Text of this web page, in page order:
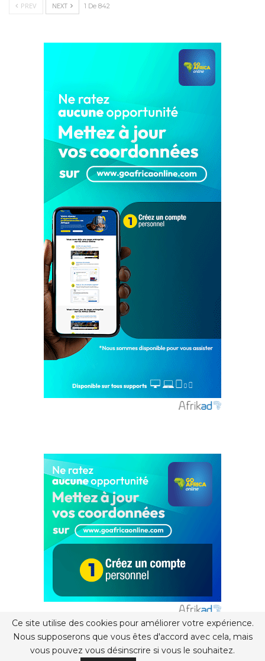
PREV NEXT 1 De 842
© 2024-2026 - SPORT CULTURE NEWS. Tous Droits Réservés.
Ce site utilise des cookies pour améliorer votre expérience.
Nous supposerons que vous êtes d'accord avec cela, mais
vous pouvez vous désinscrire si vous le souhaitez.